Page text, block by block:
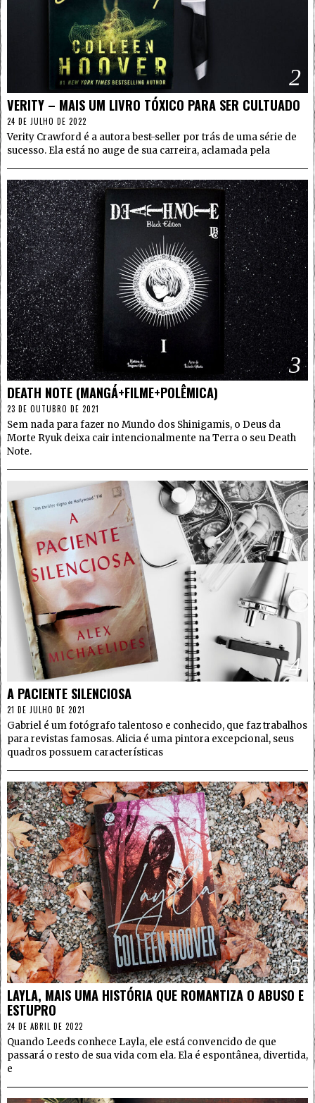
2
VERITY – MAIS UM LIVRO TÓXICO PARA SER CULTUADO
24 DE JULHO DE 2022
Verity Crawford é a autora best-seller por trás de uma série de
sucesso. Ela está no auge de sua carreira, aclamada pela
3
DEATH NOTE (MANGÁ+FILME+POLÊMICA)
23 DE OUTUBRO DE 2021
Sem nada para fazer no Mundo dos Shinigamis, o Deus da
Morte Ryuk deixa cair intencionalmente na Terra o seu Death
Note.
4
A PACIENTE SILENCIOSA
21 DE JULHO DE 2021
Gabriel é um fotógrafo talentoso e conhecido, que faz trabalhos
para revistas famosas. Alicia é uma pintora excepcional, seus
quadros possuem características
5
LAYLA, MAIS UMA HISTÓRIA QUE ROMANTIZA O ABUSO E
ESTUPRO
24 DE ABRIL DE 2022
Quando Leeds conhece Layla, ele está convencido de que
passará o resto de sua vida com ela. Ela é espontânea, divertida,
e